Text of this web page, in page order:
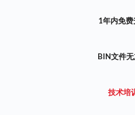
1年内免
BIN文件
技术培